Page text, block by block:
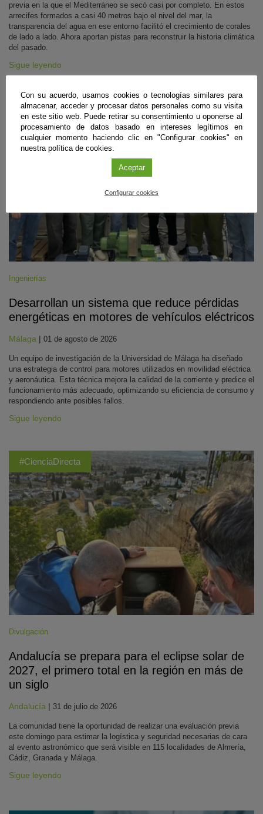
previa en la que el Mediterráneo se secó casi por completo. En estos
arrecifes formados a casi 40 metros bajo el nivel del mar, la
transparencia del agua en ese entorno facilitó el crecimiento de corales
de lado a lado. Ahora aportan pistas para reconstruir la historia climática
del pasado.
Sigue leyendo
#CienciaDirecta
Ingenierías
Desarrollan un sistema que reduce pérdidas
energéticas en motores de vehículos eléctricos
Málaga | 01 de agosto de 2026
Un equipo de investigación de la Universidad de Málaga ha diseñado
una estrategia de control para motores utilizados en movilidad eléctrica
y aeronáutica. Esta técnica mejora la calidad de la corriente y predice el
funcionamiento más adecuado, optimizando su eficiencia de consumo y
respondiendo ante posibles fallos.
Sigue leyendo
#CienciaDirecta
Divulgación
Andalucía se prepara para el eclipse solar de
2027, el primero total en la región en más de
un siglo
Andalucía | 31 de julio de 2026
La comunidad tiene la oportunidad de realizar una evaluación previa
este domingo para estimar la logística y seguridad necesarias de cara
al evento astronómico que será visible en 115 localidades de Almería,
Cádiz, Granada y Málaga.
Sigue leyendo
Con su acuerdo, usamos cookies o tecnologías similares para
almacenar, acceder y procesar datos personales como su visita
en este sitio web. Puede retirar su consentimiento u oponerse al
procesamiento de datos basado en intereses legítimos en
cualquier momento haciendo clic en "Configurar cookies" en
nuestra política de cookies.
Aceptar
Configurar cookies